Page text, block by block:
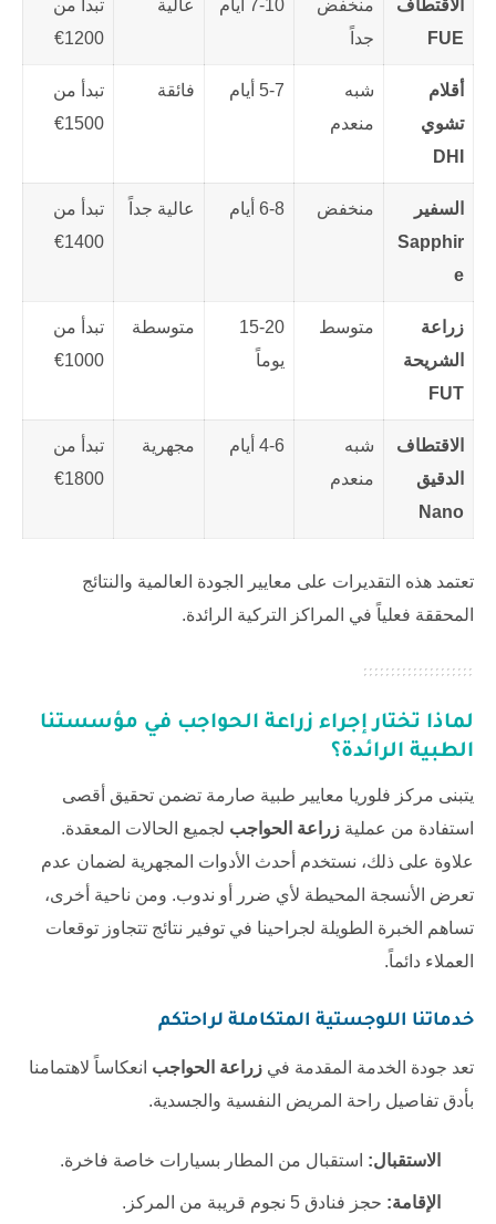
الاقتطاف
FUE
منخفض
جداً
7-10 أيام عالية
تبدأ من
1200€
أقلام
تشوي
DHI
شبه
منعدم
5-7 أيام فائقة
تبدأ من
1500€
السفير
Sapphir
e
منخفض 6-8 أيام عالية جداً
تبدأ من
1400€
زراعة
الشريحة
FUT
متوسط
15-20
يوماً
متوسطة
تبدأ من
1000€
الاقتطاف
الدقيق
Nano
شبه
منعدم
4-6 أيام مجهرية
تبدأ من
1800€
تعتمد هذه التقديرات على معايير الجودة العالمية والنتائج
المحققة فعلياً في المراكز التركية الرائدة.
لماذا تختار إجراء زراعة الحواجب في مؤسستنا
الطبية الرائدة؟
يتبنى مركز فلوريا معايير طبية صارمة تضمن تحقيق أقصى
استفادة من عملية زراعة الحواجب لجميع الحالات المعقدة.
علاوة على ذلك، نستخدم أحدث الأدوات المجهرية لضمان عدم
تعرض الأنسجة المحيطة لأي ضرر أو ندوب. ومن ناحية أخرى،
تساهم الخبرة الطويلة لجراحينا في توفير نتائج تتجاوز توقعات
العملاء دائماً.
خدماتنا اللوجستية المتكاملة لراحتكم
تعد جودة الخدمة المقدمة في زراعة الحواجب انعكاساً لاهتمامنا
بأدق تفاصيل راحة المريض النفسية والجسدية.
الاستقبال: استقبال من المطار بسيارات خاصة فاخرة.
الإقامة: حجز فنادق 5 نجوم قريبة من المركز.